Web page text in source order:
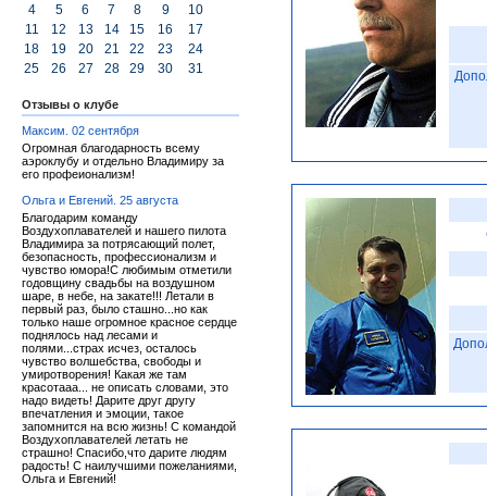
4
5 6 7 8 9
10
11
12 13 14 15 16
17
18
19 20 21 22 23
24
25
26 27 28 29 30 31
Отзывы о клубе
Максим. 02 сентября
Огромная благодарность всему
аэроклубу и отдельно Владимиру за
его профеионализм!
Ольга и Евгений. 25 августа
Благодарим команду
Воздухоплавателей и нашего пилота
Владимира за потрясающий полет,
безопасность, профессионализм и
чувство юмора!С любимым отметили
годовщину свадьбы на воздушном
шаре, в небе, на закате!!! Летали в
первый раз, было сташно...но как
только наше огромное красное сердце
поднялось над лесами и
полями...страх исчез, осталось
чувство волшебства, свободы и
умиротворения! Какая же там
красотааа... не описать словами, это
надо видеть! Дарите друг другу
впечатления и эмоции, такое
запомнится на всю жизнь! С командой
Воздухоплавателей летать не
страшно! Спасибо,что дарите людям
радость! С наилучшими пожеланиями,
Ольга и Евгений!